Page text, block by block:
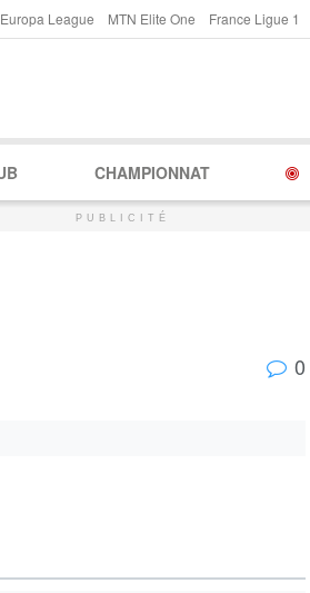
League MTN Elite One France Ligue 1
CHAMPIONNAT
PUBLICITÉ
0